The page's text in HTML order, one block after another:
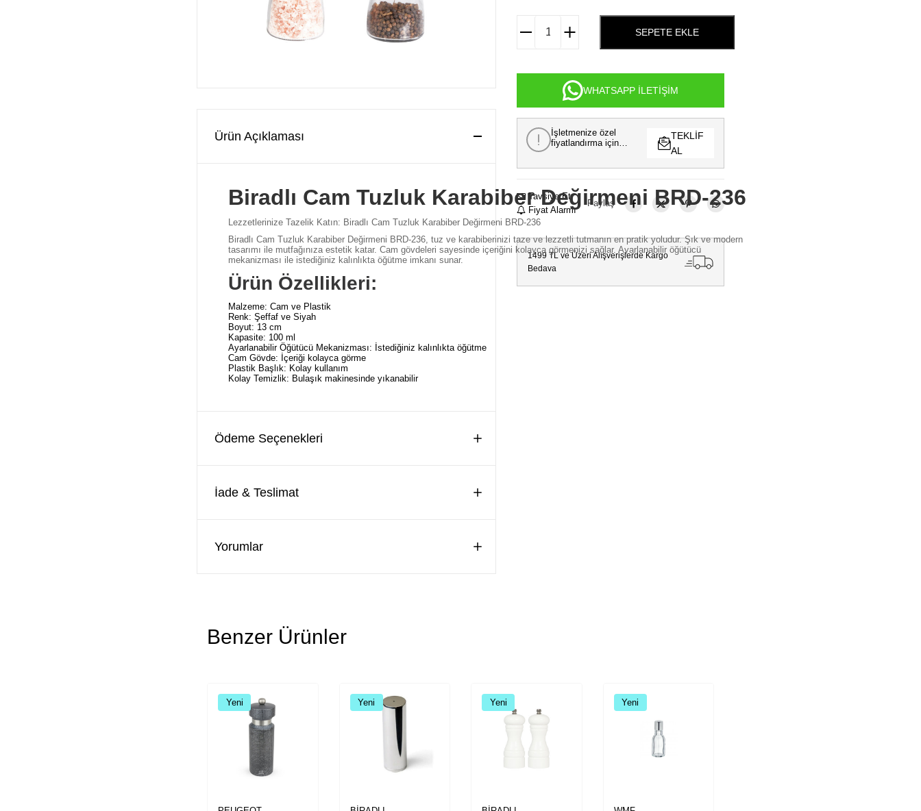
Ürün Açıklaması
Biradlı Cam Tuzluk Karabiber Değirmeni BRD-236
Lezzetlerinize Tazelik Katın: Biradlı Cam Tuzluk Karabiber Değirmeni BRD-236
Biradlı Cam Tuzluk Karabiber Değirmeni BRD-236, tuz ve karabiberinizi taze ve lezzetli tutmanın en pratik yoludur. Şık ve modern
tasarımı ile mutfağınıza estetik katar. Cam gövdeleri sayesinde içeriğini kolayca görmenizi sağlar. Ayarlanabilir öğütücü
mekanizması ile istediğiniz kalınlıkta öğütme imkanı sunar.
Ürün Özellikleri:
Malzeme: Cam ve Plastik
Renk: Şeffaf ve Siyah
Boyut: 13 cm
Kapasite: 100 ml
Ayarlanabilir Öğütücü Mekanizması: İstediğiniz kalınlıkta öğütme
Cam Gövde: İçeriği kolayca görme
Plastik Başlık: Kolay kullanım
Kolay Temizlik: Bulaşık makinesinde yıkanabilir
Ödeme Seçenekleri
İade & Teslimat
Yorumlar
SEPETE EKLE
WHATSAPP İLETIŞIM
İşletmenize özel
fiyatlandırma için
TEKLIF
AL
Tavsiye Et
Fiyat Alarmı
Paylaş
1499 TL ve Üzeri Alışverişlerde Kargo
Bedava
Benzer Ürünler
Yeni Yeni Yeni Yeni